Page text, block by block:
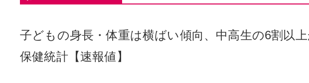
子どもの身長・体重は横ばい傾向、中高生の6割以
保健統計【速報値】